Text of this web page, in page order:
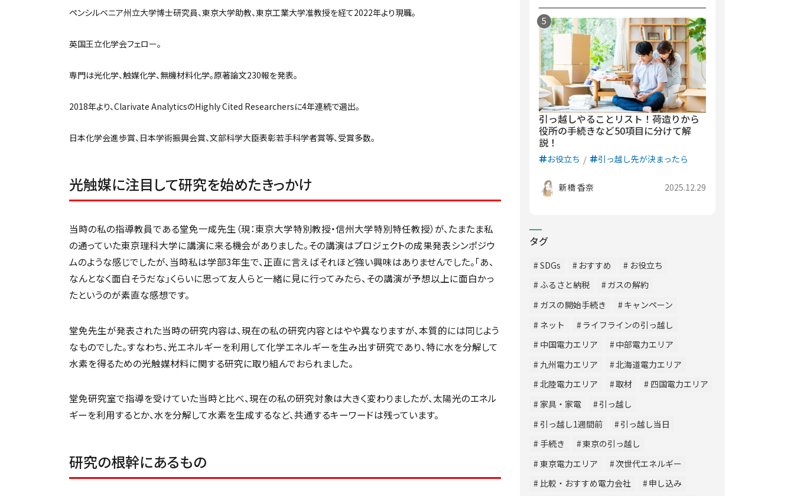
ペンシルベニア州立大学博士研究員、東京大学助教、東京工業大学准教授を経て2022年より現職。
英国王立化学会フェロー。
専門は光化学、触媒化学、無機材料化学。原著論文230報を発表。
2018年より、Clarivate AnalyticsのHighly Cited Researchersに4年連続で選出。
日本化学会進歩賞、日本学術振興会賞、文部科学大臣表彰若手科学者賞等、受賞多数。
光触媒に注目して研究を始めたきっかけ
当時の私の指導教員である堂免一成先生（現：東京大学特別教授・信州大学特別特任教授）が、たまたま私
の通っていた東京理科大学に講演に来る機会がありました。その講演はプロジェクトの成果発表シンポジウ
ムのような感じでしたが、当時私は学部3年生で、正直に言えばそれほど強い興味はありませんでした。「あ、
なんとなく面白そうだな」くらいに思って友人らと一緒に見に行ってみたら、その講演が予想以上に面白かっ
たというのが素直な感想です。
堂免先生が発表された当時の研究内容は、現在の私の研究内容とはやや異なりますが、本質的には同じよう
なものでした。すなわち、光エネルギーを利用して化学エネルギーを生み出す研究であり、特に水を分解して
水素を得るための光触媒材料に関する研究に取り組んでおられました。
堂免研究室で指導を受けていた当時と比べ、現在の私の研究対象は大きく変わりましたが、太陽光のエネル
ギーを利用するとか、水を分解して水素を生成するなど、共通するキーワードは残っています。
研究の根幹にあるもの
引っ越しやることリスト！荷造りから
役所の手続きなど50項目に分けて解
説！
お役立ち 引っ越し先が決まったら
新橋 香奈 2025.12.29
タグ
SDGs おすすめ
お役立ち
ふるさと納税
ガスの解約
ガスの開始手続き
キャンペーン
ネット
ライフラインの引っ越し
中国電力エリア
中部電力エリア
九州電力エリア
北海道電力エリア
北陸電力エリア
取材
四国電力エリア
家具・家電
引っ越し
引っ越し1週間前
引っ越し当日
手続き
東京の引っ越し
東京電力エリア
次世代エネルギー
比較・おすすめ電力会社
申し込み